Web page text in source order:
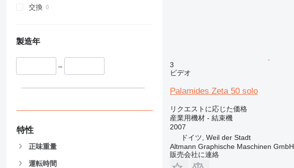
交換
製造年
–
特性
正味重量
運転時間
3
ビデオ
Palamides Zeta 50 solo
リクエストに応じた価格
産業用機材 - 結束機
2007
ドイツ, Weil der Stadt
Altmann Graphische Maschinen GmbH
販売会社に連絡